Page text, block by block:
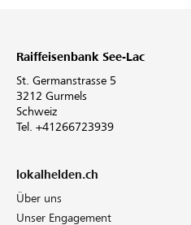
Raiffeisenbank See-Lac
St. Germanstrasse 5
3212 Gurmels
Schweiz
Tel. +41266723939
lokalhelden.ch
Über uns
Unser Engagement